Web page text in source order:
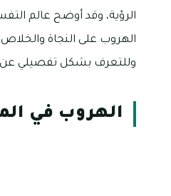
الرؤية، وقد أوضح عالم
الهروب على النجاة
وللتعرف بشكل تفصيلي عن
الهروب في